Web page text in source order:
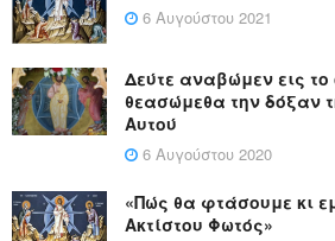
6 Αυγούστου 2021
Δεύτε αναβώμεν εις το
θεασώμεθα την δόξαν
Αυτού
6 Αυγούστου 2020
«Πώς θα φτάσουμε κι
Ακτίστου Φωτός»